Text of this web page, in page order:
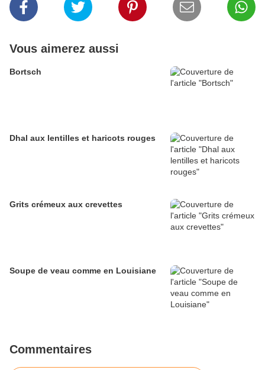
Vous aimerez aussi
Bortsch
Dhal aux lentilles et haricots rouges
Grits crémeux aux crevettes
Soupe de veau comme en Louisiane
Commentaires